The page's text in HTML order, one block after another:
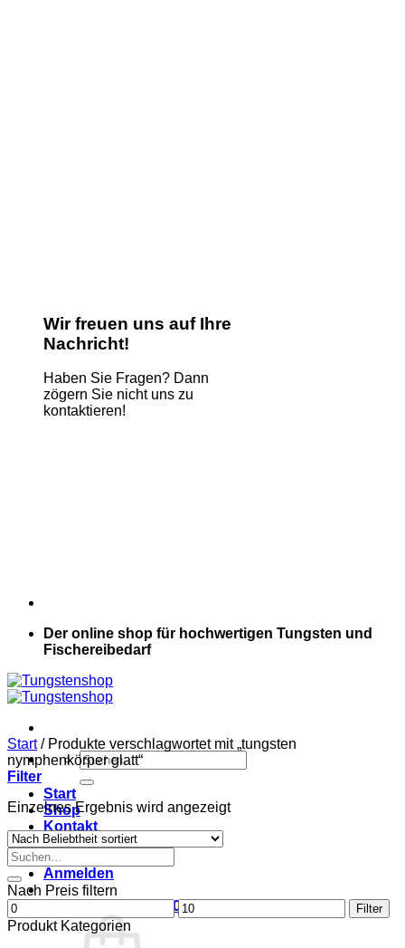
Wir freuen uns auf Ihre
Nachricht!
Haben Sie Fragen? Dann
zögern Sie nicht uns zu
kontaktieren!
Der online shop für hochwertigen Tungsten und
Fischereibedarf
Suche
nach:
Start
Shop
Kontakt
Mein Konto
Anmelden
0
Start /Produkte verschlagwortet mit „tungsten
nymphenkörper glatt“
Filter
Einzelnes Ergebnis wird angezeigt
Suche
nach:
Nach Preis filtern
Min.
Preis
Max.
Preis
Filter
Produkt Kategorien